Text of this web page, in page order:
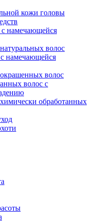
кожи головы
с намечающейся
волос
намечающейся
волос
волос с
обработанных